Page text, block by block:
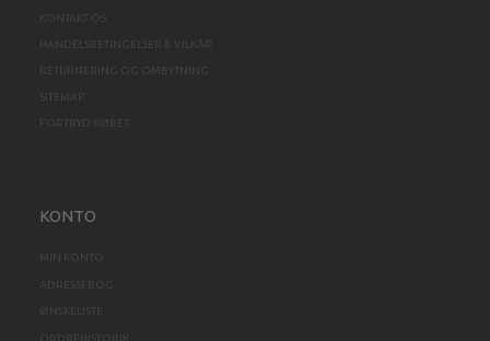
KONTAKT OS
HANDELSBETINGELSER & VILKÅR
RETURNERING OG OMBYTNING
SITEMAP
FORTRYD KØBET
KONTO
MIN KONTO
ADRESSEBOG
ØNSKELISTE
ORDREHISTORIK